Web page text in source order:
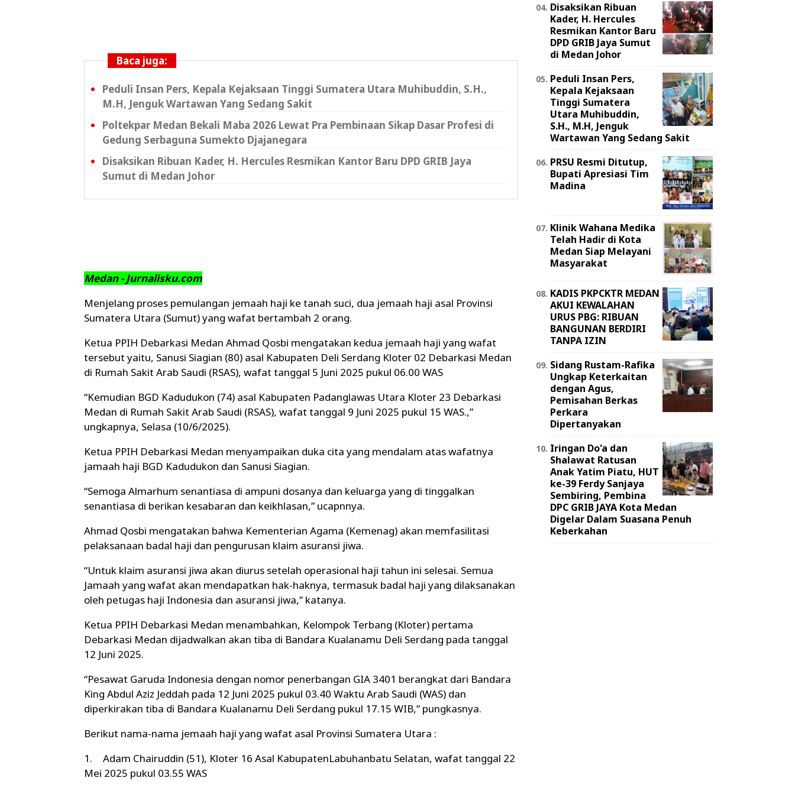
Baca juga:
Peduli Insan Pers, Kepala Kejaksaan Tinggi Sumatera Utara Muhibuddin, S.H.,
M.H, Jenguk Wartawan Yang Sedang Sakit
Poltekpar Medan Bekali Maba 2026 Lewat Pra Pembinaan Sikap Dasar Profesi di
Gedung Serbaguna Sumekto Djajanegara
Disaksikan Ribuan Kader, H. Hercules Resmikan Kantor Baru DPD GRIB Jaya
Sumut di Medan Johor
Medan - Jurnalisku.com
Menjelang proses pemulangan jemaah haji ke tanah suci, dua jemaah haji asal Provinsi
Sumatera Utara (Sumut) yang wafat bertambah 2 orang.
Ketua PPIH Debarkasi Medan Ahmad Qosbi mengatakan kedua jemaah haji yang wafat
tersebut yaitu, Sanusi Siagian (80) asal Kabupaten Deli Serdang Kloter 02 Debarkasi Medan
di Rumah Sakit Arab Saudi (RSAS), wafat tanggal 5 Juni 2025 pukul 06.00 WAS
“Kemudian BGD Kadudukon (74) asal Kabupaten Padanglawas Utara Kloter 23 Debarkasi
Medan di Rumah Sakit Arab Saudi (RSAS), wafat tanggal 9 Juni 2025 pukul 15 WAS.,”
ungkapnya, Selasa (10/6/2025).
Ketua PPIH Debarkasi Medan menyampaikan duka cita yang mendalam atas wafatnya
jamaah haji BGD Kadudukon dan Sanusi Siagian.
“Semoga Almarhum senantiasa di ampuni dosanya dan keluarga yang di tinggalkan
senantiasa di berikan kesabaran dan keikhlasan,” ucapnnya.
Ahmad Qosbi mengatakan bahwa Kementerian Agama (Kemenag) akan memfasilitasi
pelaksanaan badal haji dan pengurusan klaim asuransi jiwa.
“Untuk klaim asuransi jiwa akan diurus setelah operasional haji tahun ini selesai. Semua
Jamaah yang wafat akan mendapatkan hak-haknya, termasuk badal haji yang dilaksanakan
oleh petugas haji Indonesia dan asuransi jiwa,” katanya.
Ketua PPIH Debarkasi Medan menambahkan, Kelompok Terbang (Kloter) pertama
Debarkasi Medan dijadwalkan akan tiba di Bandara Kualanamu Deli Serdang pada tanggal
12 Juni 2025.
“Pesawat Garuda Indonesia dengan nomor penerbangan GIA 3401 berangkat dari Bandara
King Abdul Aziz Jeddah pada 12 Juni 2025 pukul 03.40 Waktu Arab Saudi (WAS) dan
diperkirakan tiba di Bandara Kualanamu Deli Serdang pukul 17.15 WIB,” pungkasnya.
Berikut nama-nama jemaah haji yang wafat asal Provinsi Sumatera Utara :
1.
Adam Chairuddin (51), Kloter 16 Asal KabupatenLabuhanbatu Selatan, wafat tanggal 22
Mei 2025 pukul 03.55 WAS
Disaksikan Ribuan
Kader, H. Hercules
Resmikan Kantor Baru
DPD GRIB Jaya Sumut
di Medan Johor
Peduli Insan Pers,
Kepala Kejaksaan
Tinggi Sumatera
Utara Muhibuddin,
S.H., M.H, Jenguk
Wartawan Yang Sedang Sakit
PRSU Resmi Ditutup,
Bupati Apresiasi Tim
Madina
Klinik Wahana Medika
Telah Hadir di Kota
Medan Siap Melayani
Masyarakat
KADIS PKPCKTR MEDAN
AKUI KEWALAHAN
URUS PBG: RIBUAN
BANGUNAN BERDIRI
TANPA IZIN
Sidang Rustam-Rafika
Ungkap Keterkaitan
dengan Agus,
Pemisahan Berkas
Perkara
Dipertanyakan
Iringan Do'a dan
Shalawat Ratusan
Anak Yatim Piatu, HUT
ke-39 Ferdy Sanjaya
Sembiring, Pembina
DPC GRIB JAYA Kota Medan
Digelar Dalam Suasana Penuh
Keberkahan